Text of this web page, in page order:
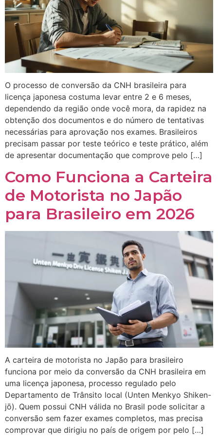
O processo de conversão da CNH brasileira para
licença japonesa costuma levar entre 2 e 6 meses,
dependendo da região onde você mora, da rapidez na
obtenção dos documentos e do número de tentativas
necessárias para aprovação nos exames. Brasileiros
precisam passar por teste teórico e teste prático, além
de apresentar documentação que comprove pelo […]
Como Funciona a Carteira
de Motorista no Japão
para Brasileiro em 2026
A carteira de motorista no Japão para brasileiro
funciona por meio da conversão da CNH brasileira em
uma licença japonesa, processo regulado pelo
Departamento de Trânsito local (Unten Menkyo Shiken-
jō). Quem possui CNH válida no Brasil pode solicitar a
conversão sem fazer exames completos, mas precisa
comprovar que dirigiu no país de origem por pelo […]